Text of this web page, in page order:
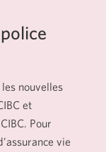
les nouvelles
et
Pour
vie